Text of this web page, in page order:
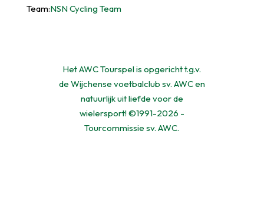
Team:NSN Cycling Team
Het AWC Tourspel is opgericht t.g.v.
de Wijchense voetbalclub sv. AWC en
natuurlijk uit liefde voor de
wielersport! ©1991-2026 -
Tourcommissie sv. AWC.